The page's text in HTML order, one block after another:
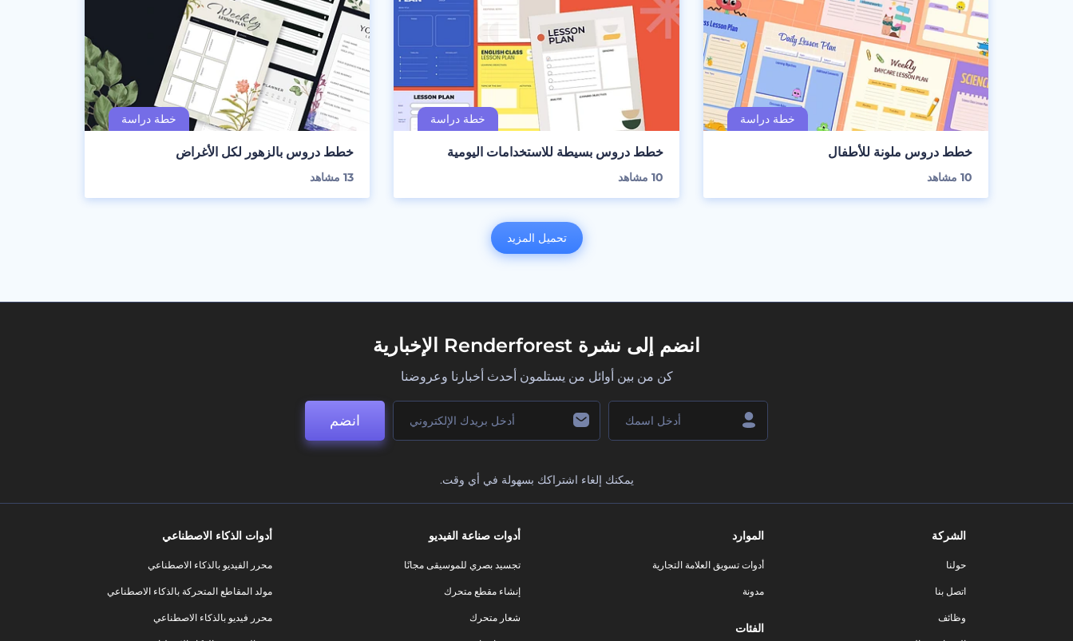
خطط دروس ملونة للأطفال
10 مشاهد
خطط دروس بسيطة للاستخدامات اليومية
10 مشاهد
خطط دروس بالزهور لكل الأغراض
13مشاهد
تحميل المزيد
انضم إلى نشرة Renderforest الإخبارية
كن من بين أوائل من يستلمون أحدث أخبارنا وعروضنا
انضم
يمكنك إلغاء اشتراكك بسهولة في أي وقت.
الشركة
حولنا
اتصل بنا
وظائف
الموارد
أدوات تسويق العلامة التجارية
مدونة
الفئات
أدوات صناعة الفيديو
تجسيد بصري للموسيقى مجانًا
إنشاء مقطع متحرك
شعار متحرك
أدوات الذكاء الاصطناعي
محرر الفيديو بالذكاء الاصطناعي
مولد المقاطع المتحركة بالذكاء الاصطناعي
محرر فيديو بالذكاء الاصطناعي